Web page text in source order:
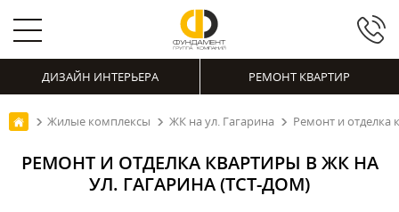
ДИЗАЙН ИНТЕРЬЕРА РЕМОНТ КВАРТИР
Жилые комплексы ЖК на ул. Гагарина Ремонт и отделка
РЕМОНТ И ОТДЕЛКА КВАРТИРЫ В ЖК НА
УЛ. ГАГАРИНА (ТСТ-ДОМ)